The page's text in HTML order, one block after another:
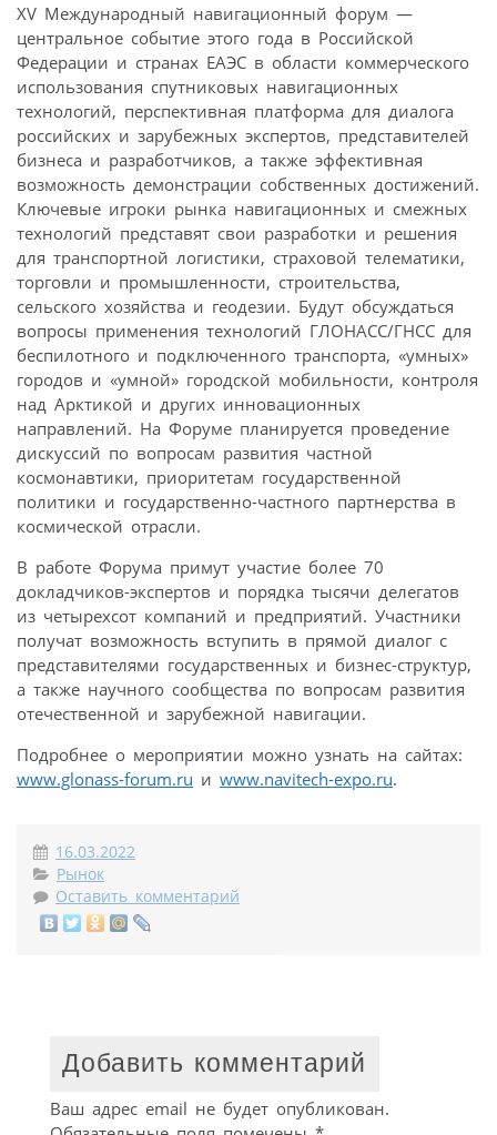
XV Международный навигационный форум —
центральное событие этого года в Российской
Федерации и странах ЕАЭС в области коммерческого
использования спутниковых навигационных
технологий, перспективная платформа для диалога
российских и зарубежных экспертов, представителей
бизнеса и разработчиков, а также эффективная
возможность демонстрации собственных достижений.
Ключевые игроки рынка навигационных и смежных
технологий представят свои разработки и решения
для транспортной логистики, страховой телематики,
торговли и промышленности, строительства,
сельского хозяйства и геодезии. Будут обсуждаться
вопросы применения технологий ГЛОНАСС/ГНСС для
беспилотного и подключенного транспорта, «умных»
городов и «умной» городской мобильности, контроля
над Арктикой и других инновационных
направлений. На Форуме планируется проведение
дискуссий по вопросам развития частной
космонавтики, приоритетам государственной
политики и государственно-частного партнерства в
космической отрасли.
В работе Форума примут участие более 70
докладчиков-экспертов и порядка тысячи делегатов
из четырехсот компаний и предприятий. Участники
получат возможность вступить в прямой диалог с
представителями государственных и бизнес-структур,
а также научного сообщества по вопросам развития
отечественной и зарубежной навигации.
Подробнее о мероприятии можно узнать на сайтах:
www.glonass-forum.ru и www.navitech-expo.ru.
16.03.2022
Рынок
Оставить комментарий
Добавить комментарий
Ваш адрес email не будет опубликован.